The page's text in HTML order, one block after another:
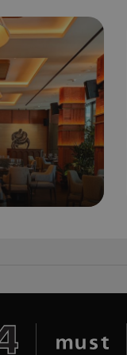
takeOverCookie
__cf_bm
ShowSubLoginCookie